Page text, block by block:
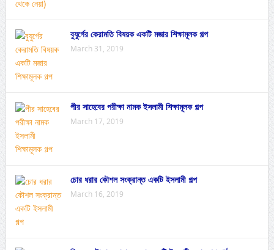
বুযুর্গের কেরামতি বিষয়ক একটি মজার শিক্ষামূলক গল্প
March 31, 2019
পীর সাহেবের পরীক্ষা নামক ইসলামী শিক্ষামূলক গল্প
March 17, 2019
চোর ধরার কৌশল সংক্রান্ত একটি ইসলামী গল্প
March 16, 2019